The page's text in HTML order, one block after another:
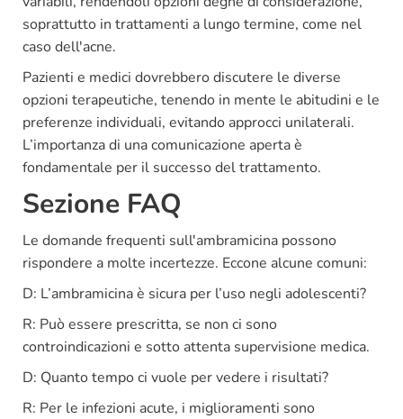
soprattutto in trattamenti a lungo termine, come nel
caso dell'acne.
Pazienti e medici dovrebbero discutere le diverse
opzioni terapeutiche, tenendo in mente le abitudini e le
preferenze individuali, evitando approcci unilaterali.
L’importanza di una comunicazione aperta è
fondamentale per il successo del trattamento.
Sezione FAQ
Le domande frequenti sull'ambramicina possono
rispondere a molte incertezze. Eccone alcune comuni:
D: L’ambramicina è sicura per l’uso negli adolescenti?
R: Può essere prescritta, se non ci sono
controindicazioni e sotto attenta supervisione medica.
D: Quanto tempo ci vuole per vedere i risultati?
R: Per le infezioni acute, i miglioramenti sono